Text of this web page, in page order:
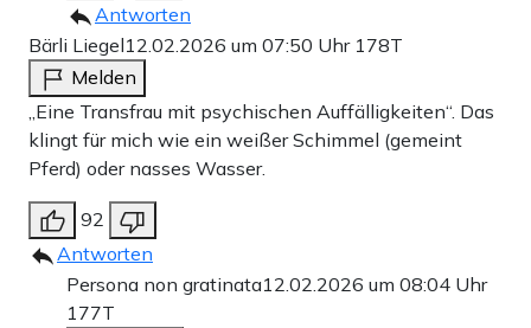
Antworten
Bärli Liegel12.02.2026 um 07:50 Uhr 178T
Melden
„Eine Transfrau mit psychischen Auffälligkeiten“. Das
klingt für mich wie ein weißer Schimmel (gemeint
Pferd) oder nasses Wasser.
92
Antworten
Persona non gratinata12.02.2026 um 08:04 Uhr
177T